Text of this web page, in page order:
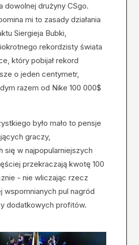
dowolnej drużyny CSgo.
mi to zasady działania
Siergieja Bubki,
rekordzisty świata
który pobijał rekord
o jeden centymetr,
razem od Nike 100 000$
było mało to pensje
graczy,
się w najpopularniejszych
przekraczają kwotę 100
- nie wliczając rzecz
wspomnianych pul nagród
dodatkowych profitów.